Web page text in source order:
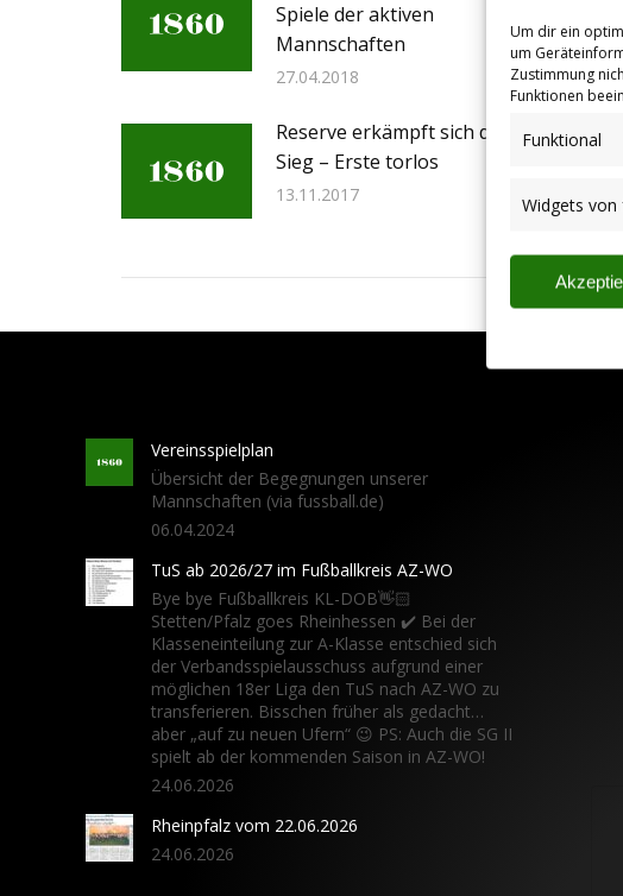
Um dir ein
um
Zustimmung
Funktionen
Funktional
Widgets von
Spiele der aktiven
Mannschaften
27.04.2018
Reserve erkämpft sich den
Sieg – Erste torlos
13.11.2017
Vereinsspielplan
Übersicht der Begegnungen unserer
Mannschaften (via fussball.de)
06.04.2024
TuS ab 2026/27 im Fußballkreis AZ-WO
Bye bye Fußballkreis KL-DOB👋🏻
Stetten/Pfalz goes Rheinhessen ✔️ Bei der
Klasseneinteilung zur A-Klasse entschied sich
der Verbandsspielausschuss aufgrund einer
möglichen 18er Liga den TuS nach AZ-WO zu
transferieren. Bisschen früher als gedacht…
aber „auf zu neuen Ufern“ 😉 PS: Auch die SG II
spielt ab der kommenden Saison in AZ-WO!
24.06.2026
Rheinpfalz vom 22.06.2026
24.06.2026